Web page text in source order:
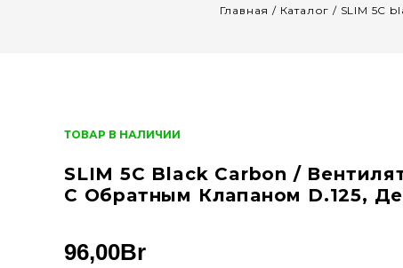
Главная / Каталог / SLIM 5C
ТОВАР В НАЛИЧИИ
SLIM 5C Black Carbon /
С Обратным Клапаном D.125,
96,00Br